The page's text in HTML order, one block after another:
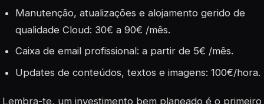
Manutenção, atualizações e alojamento gerido de
qualidade Cloud: 30€ a 90€ /mês.
Caixa de email profissional: a partir de 5€ /mês.
Updates de conteúdos, textos e imagens: 100€/hora.
Lembra-te, um investimento bem planeado é o primeiro